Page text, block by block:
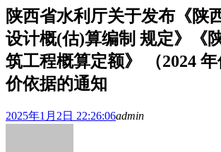
陕西省水利厅关于发布《陕
设计概(估)算编制 规定》《
筑工程概算定额》 （2024
价依据的通知
2025年1月2日 22:26:06admin